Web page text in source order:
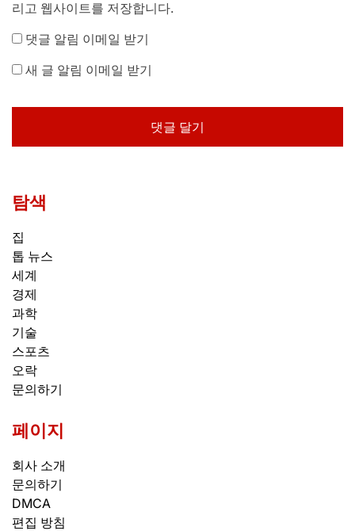
리고 웹사이트를 저장합니다.
댓글 알림 이메일 받기
새 글 알림 이메일 받기
탐색
집
톱 뉴스
세계
경제
과학
기술
스포츠
오락
문의하기
페이지
회사 소개
문의하기
DMCA
편집 방침